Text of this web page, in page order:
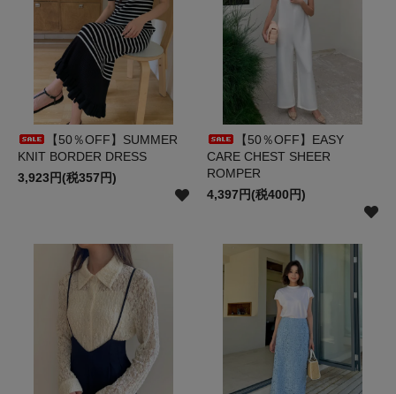
【50％OFF】SUMMER
KNIT BORDER DRESS
3,923円(税357円)
【50％OFF】EASY
CARE CHEST SHEER
ROMPER
4,397円(税400円)